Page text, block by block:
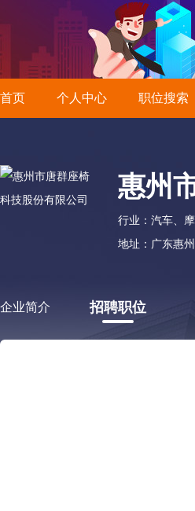
首页 个人中心 职位搜索
惠州
行业：汽车、
地址：广东惠
企业简介 招聘职位